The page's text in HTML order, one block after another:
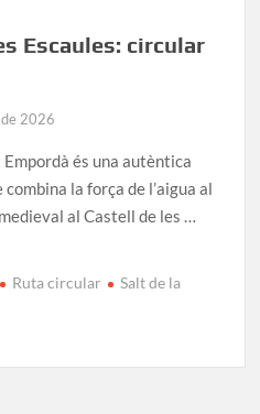
Escaules: circular
2026
és una autèntica
la força de l’aigua al
al Castell de les …
Ruta circular
Salt de la